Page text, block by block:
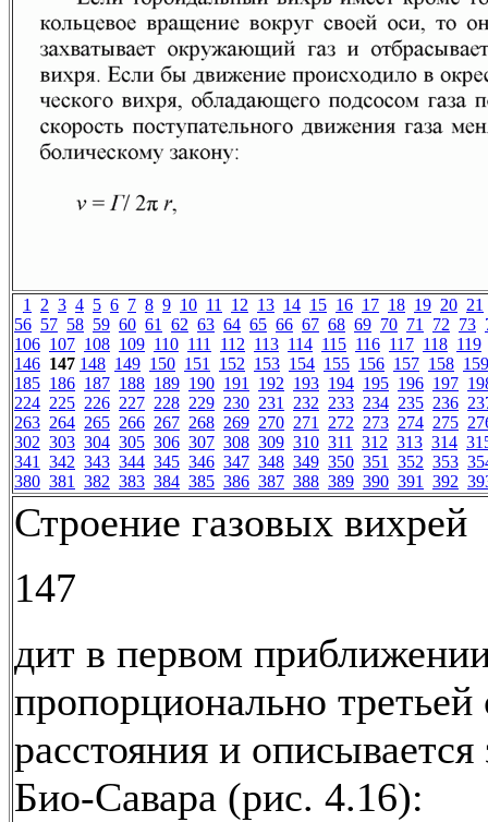
1 2 3 4 5 6 7 8 9 10 11 12 13 14 15 16 17 18 19 20 21
56 57 58 59 60 61 62 63 64 65 66 67 68 69 70 71 72 73
106 107 108 109 110 111 112 113 114 115 116 117 118 119
146 147 148 149 150 151 152 153 154 155 156 157 158 159
185 186 187 188 189 190 191 192 193 194 195 196 197
224 225 226 227 228 229 230 231 232 233 234 235 236
263 264 265 266 267 268 269 270 271 272 273 274 275
302 303 304 305 306 307 308 309 310 311 312 313 314
341 342 343 344 345 346 347 348 349 350 351 352 353
380 381 382 383 384 385 386 387 388 389 390 391 392
Строение газовых вихрей
147
дит в первом
пропорционально третьей
расстояния и описывается
Био-Савара (рис. 4.16):